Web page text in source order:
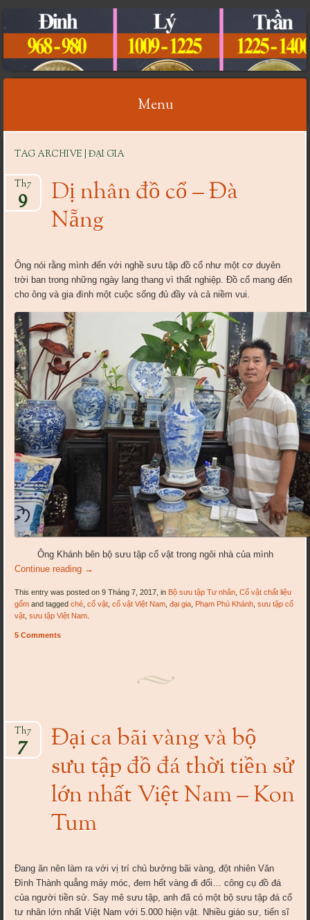
CỔ VẬT VIỆT NAM
Menu
content
TAG ARCHIVE | ĐẠI GIA
Dị nhân đồ cổ – Đà
Nẵng
Th7
9
Ông nói rằng mình đến với nghề sưu tập đồ cổ như một cơ duyên
trời ban trong những ngày lang thang vì thất nghiệp. Đồ cổ mang đến
cho ông và gia đình một cuộc sống đủ đầy và cả niềm vui.
Ông Khánh bên bộ sưu tập cổ vật trong ngôi nhà của mình
Continue reading →
This entry was posted on 9 Tháng 7, 2017, in Bộ sưu tập Tư nhân ,Cổ vật chất liệu
gốm and taggedché ,cổ vật ,cổ vật Việt Nam ,đại gia Phạm Phú Khánh ,sưu tập cổ
vật ,sưu tập Việt Nam
5 Comments
Đại ca bãi vàng và bộ
sưu tập đồ đá thời tiền sử
lớn nhất Việt Nam – Kon
Tum
Th7
7
Đang ăn nên làm ra với vị trí chủ bưởng bãi vàng, đột nhiên Văn
Đình Thành quẳng máy móc, đem hết vàng đi đổi… công cụ đồ đá
của người tiền sử. Say mê sưu tập, anh đã có một bộ sưu tập đá cổ
tư nhân lớn nhất Việt Nam với 5.000 hiện vật. Nhiều giáo sư, tiến sĩ